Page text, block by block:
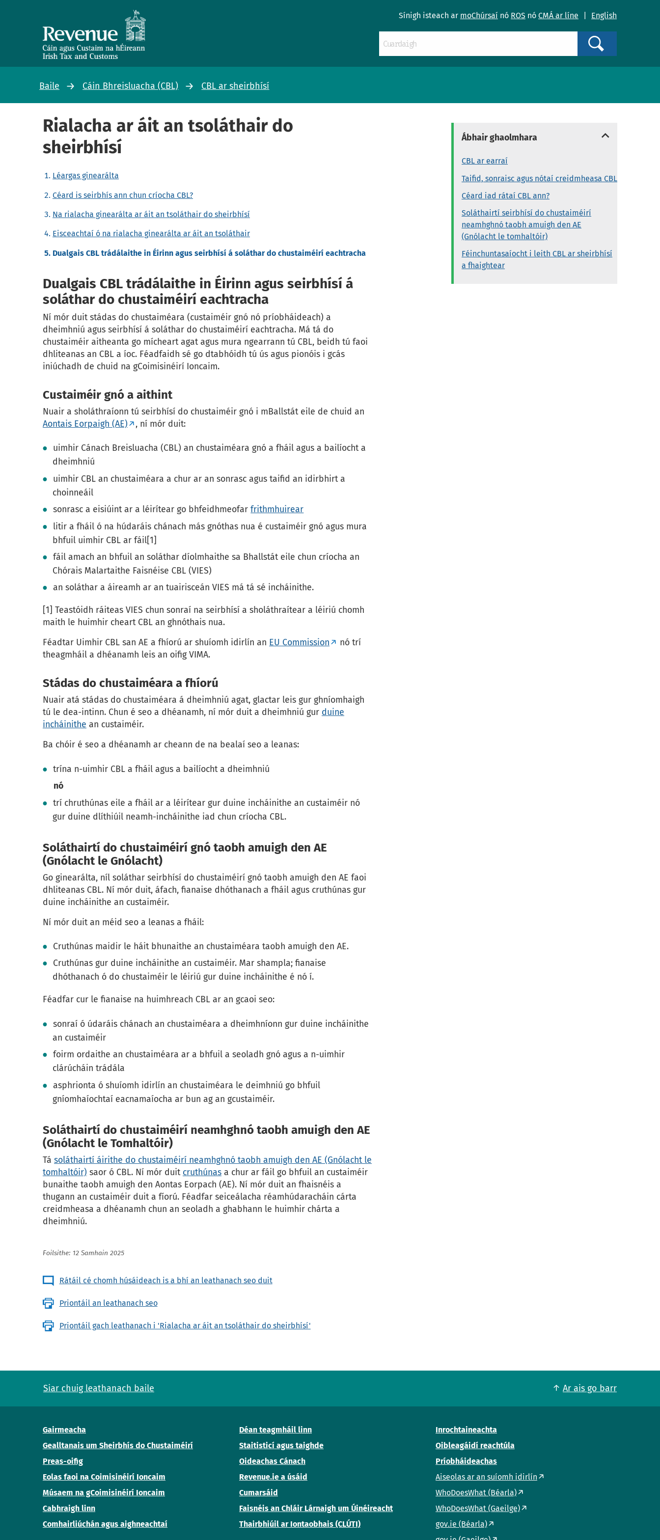
Sínigh isteach ar moChúrsaí nó ROS nó CMÁ ar líne English
Baile Cáin Bhreisluacha (CBL) CBL ar sheirbhísí
Rialacha ar áit an tsoláthair do
sheirbhísí
Léargas ginearálta
Céard is seirbhís ann chun críocha CBL?
Na rialacha ginearálta ar áit an tsoláthair do sheirbhísí
Eisceachtaí ó na rialacha ginearálta ar áit an tsoláthair
Dualgais CBL trádálaithe in Éirinn agus seirbhísí á soláthar do chustaiméirí eachtracha
Dualgais CBL trádálaithe in Éirinn agus seirbhísí á
soláthar do chustaiméirí eachtracha
Ní mór duit stádas do chustaiméara (custaiméir gnó nó príobháideach) a
dheimhniú agus seirbhísí á soláthar do chustaiméirí eachtracha. Má tá do
chustaiméir aitheanta go mícheart agat agus mura ngearrann tú CBL, beidh tú faoi
dhliteanas an CBL a íoc. Féadfaidh sé go dtabhóidh tú ús agus pionóis i gcás
iniúchadh de chuid na gCoimisinéirí Ioncaim.
Custaiméir gnó a aithint
Nuair a sholáthraíonn tú seirbhísí do chustaiméir gnó i mBallstát eile de chuid an
Aontais Eorpaigh (AE)
, ní mór duit:
uimhir Cánach Breisluacha (CBL) an chustaiméara gnó a fháil agus a bailíocht a
dheimhniú
uimhir CBL an chustaiméara a chur ar an sonrasc agus taifid an idirbhirt a
choinneáil
sonrasc a eisiúint ar a léirítear go bhfeidhmeofarfrithmhuirear
litir a fháil ó na húdaráis chánach más gnóthas nua é custaiméir gnó agus mura
bhfuil uimhir CBL ar fáil[1]
fáil amach an bhfuil an soláthar díolmhaithe sa Bhallstát eile chun críocha an
Chórais Malartaithe Faisnéise CBL (VIES)
an soláthar a áireamh ar an tuairisceán VIES má tá sé incháinithe.
[1] Teastóidh ráiteas VIES chun sonraí na seirbhísí a sholáthraítear a léiriú chomh
maith le huimhir cheart CBL an ghnóthais nua.
Féadtar Uimhir CBL san AE a fhíorú ar shuíomh idirlín an EU Commission
nó trí
theagmháil a dhéanamh leis an oifig VIMA.
Stádas do chustaiméara a fhíorú
Nuair atá stádas do chustaiméara á dheimhniú agat, glactar leis gur ghníomhaigh
tú le dea-intinn. Chun é seo a dhéanamh, ní mór duit a dheimhniú gur duine
incháinithe an custaiméir.
Ba chóir é seo a dhéanamh ar cheann de na bealaí seo a leanas:
trína n-uimhir CBL a fháil agus a bailíocht a dheimhniú
nó
trí chruthúnas eile a fháil ar a léirítear gur duine incháinithe an custaiméir nó
gur duine dlíthiúil neamh-incháinithe iad chun críocha CBL.
Soláthairtí do chustaiméirí gnó taobh amuigh den AE
(Gnólacht le Gnólacht)
Go ginearálta, níl soláthar seirbhísí do chustaiméirí gnó taobh amuigh den AE faoi
dhliteanas CBL. Ní mór duit, áfach, fianaise dhóthanach a fháil agus cruthúnas gur
duine incháinithe an custaiméir.
Ní mór duit an méid seo a leanas a fháil:
Cruthúnas maidir le háit bhunaithe an chustaiméara taobh amuigh den AE.
Cruthúnas gur duine incháinithe an custaiméir. Mar shampla; fianaise
dhóthanach ó do chustaiméir le léiriú gur duine incháinithe é nó í.
Féadfar cur le fianaise na huimhreach CBL ar an gcaoi seo:
sonraí ó údaráis chánach an chustaiméara a dheimhníonn gur duine incháinithe
an custaiméir
foirm ordaithe an chustaiméara ar a bhfuil a seoladh gnó agus a n-uimhir
clárúcháin trádála
asphrionta ó shuíomh idirlín an chustaiméara le deimhniú go bhfuil
gníomhaíochtaí eacnamaíocha ar bun ag an gcustaiméir.
Soláthairtí do chustaiméirí neamhghnó taobh amuigh den AE
(Gnólacht le Tomhaltóir)
Tá soláthairtí áirithe do chustaiméirí neamhghnó taobh amuigh den AE (Gnólacht le
tomhaltóir) saor ó CBL. Ní mór duit cruthúnas a chur ar fáil go bhfuil an custaiméir
bunaithe taobh amuigh den Aontas Eorpach (AE). Ní mór duit an fhaisnéis a
thugann an custaiméir duit a fíorú. Féadfar seiceálacha réamhúdaracháin cárta
creidmheasa a dhéanamh chun an seoladh a ghabhann le huimhir chárta a
dheimhniú.
Foilsithe: 12 Samhain 2025
Rátáil cé chomh húsáideach is a bhí an leathanach seo duit
Priontáil an leathanach seo
Priontáil gach leathanach i 'Rialacha ar áit an tsoláthair do sheirbhísí'
Ábhair ghaolmhara
CBL ar earraí
Taifid, sonraisc agus nótaí creidmheasa CBL
Céard iad rátaí CBL ann?
Soláthairtí seirbhísí do chustaiméirí
neamhghnó taobh amuigh den AE
(Gnólacht le tomhaltóir)
Féinchuntasaíocht i leith CBL ar sheirbhísí
a fhaightear
Siar chuig leathanach baile Ar ais go barr
Gairmeacha
Gealltanais um Sheirbhís do Chustaiméirí
Preas-oifig
Eolas faoi na Coimisinéirí Ioncaim
Músaem na gCoimisinéirí Ioncaim
Cabhraigh linn
Comhairliúchán agus aighneachtaí
Déan teagmháil linn
Staitisticí agus taighde
Oideachas Cánach
Revenue.ie a úsáid
Cumarsáid
Faisnéis an Chláir Lárnaigh um Úinéireacht
Thairbhiúil ar Iontaobhais (CLÚTI)
Inrochtaineachta
Oibleagáidí reachtúla
Príobháideachas
Aiseolas ar an suíomh idirlín
WhoDoesWhat (Béarla)
WhoDoesWhat (Gaeilge)
gov.ie (Béarla)